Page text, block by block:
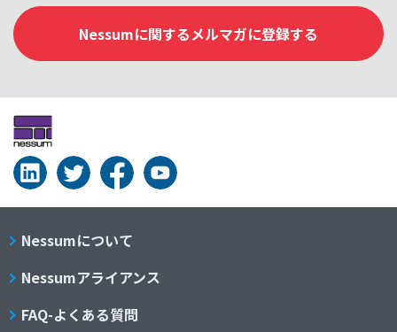
Nessumに関するメルマガに登録する
Nessumについて
Nessumアライアンス
FAQ-よくある質問